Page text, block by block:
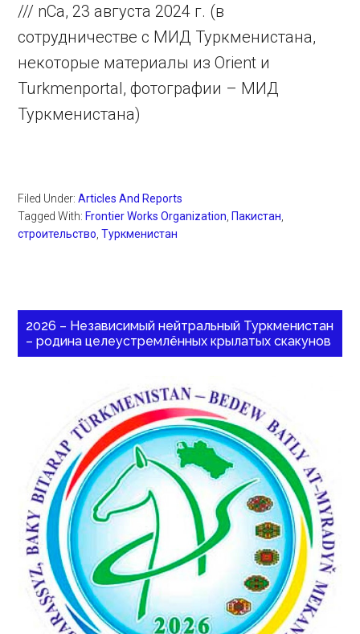
/// nCa, 23 августа 2024 г. (в
сотрудничестве с МИД Туркменистана,
некоторые материалы из Orient и
Turkmenportal, фотографии – МИД
Туркменистана)
Filed Under:Articles And Reports
Tagged With: Frontier Works Organization Пакистан
строительство ,Туркменистан
2026 – Независимый нейтральный Туркменистан
– родина целеустремлённых крылатых скакунов